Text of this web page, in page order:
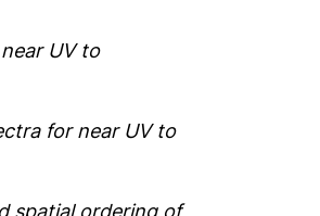
UV to
for near UV to
spatial ordering of